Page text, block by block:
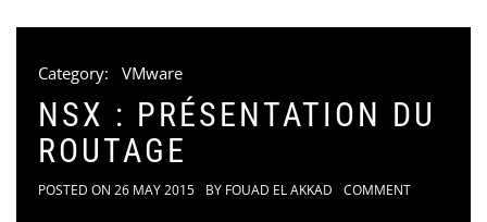
Category: VMware
NSX : PRÉSENTATION DU
ROUTAGE
POSTED ON 26 MAY 2015 BY FOUAD EL AKKAD COMMENT